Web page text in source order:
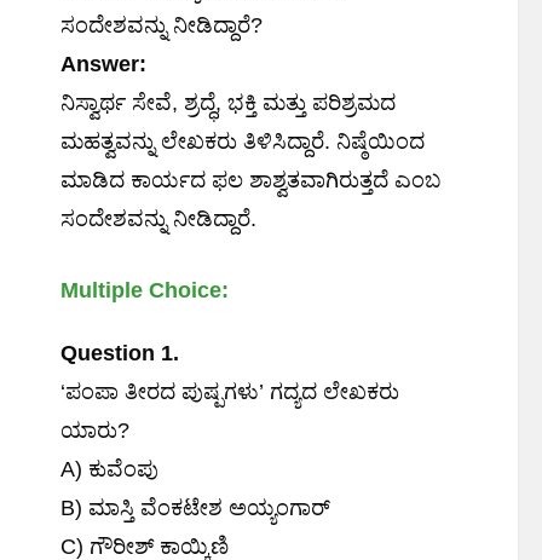
ಸಂದೇಶವನ್ನು ನೀಡಿದ್ದಾರೆ?
Answer:
ನಿಸ್ವಾರ್ಥ ಸೇವೆ, ಶ್ರದ್ಧೆ, ಭಕ್ತಿ ಮತ್ತು ಪರಿಶ್ರಮದ
ಮಹತ್ವವನ್ನು ಲೇಖಕರು ತಿಳಿಸಿದ್ದಾರೆ. ನಿಷ್ಠೆಯಿಂದ
ಮಾಡಿದ ಕಾರ್ಯದ ಫಲ ಶಾಶ್ವತವಾಗಿರುತ್ತದೆ ಎಂಬ
ಸಂದೇಶವನ್ನು ನೀಡಿದ್ದಾರೆ.
Multiple Choice:
Question 1.
‘ಪಂಪಾ ತೀರದ ಪುಷ್ಪಗಳು’ ಗದ್ಯದ ಲೇಖಕರು
ಯಾರು?
A) ಕುವೆಂಪು
B) ಮಾಸ್ತಿ ವೆಂಕಟೇಶ ಅಯ್ಯಂಗಾರ್
C) ಗೌರೀಶ್ ಕಾಯ್ಕಿಣಿ